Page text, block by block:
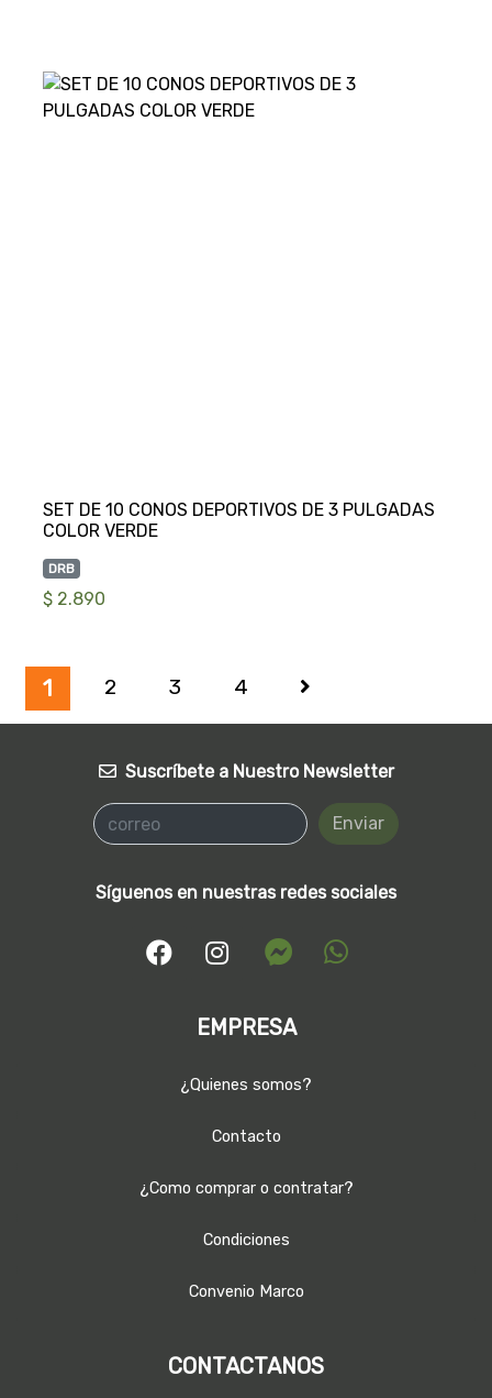
SET DE 10 CONOS DEPORTIVOS DE 3 PULGADAS
DRB
$ 2.890
1 2 3 4
Suscríbete a Nuestro Newsletter
Enviar
Síguenos en nuestras redes sociales
EMPRESA
¿Quienes somos?
Contacto
¿Como comprar o contratar?
Condiciones
Convenio Marco
CONTACTANOS